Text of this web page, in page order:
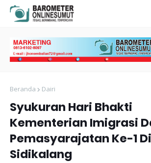
Beranda Dairi
Syukuran Hari Bhakti
Kementerian Imigrasi
Pemasyarajatan Ke-1
Sidikalang